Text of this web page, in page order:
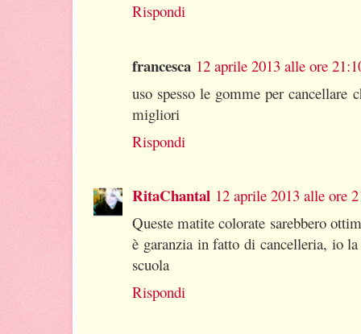
Rispondi
francesca 12 aprile 2013 alle ore
uso spesso le gomme per cancellare
migliori
Rispondi
RitaChantal 12 aprile 2013 alle ore
Queste matite colorate sarebbero
è garanzia in fatto di cancelleria, io
scuola
Rispondi